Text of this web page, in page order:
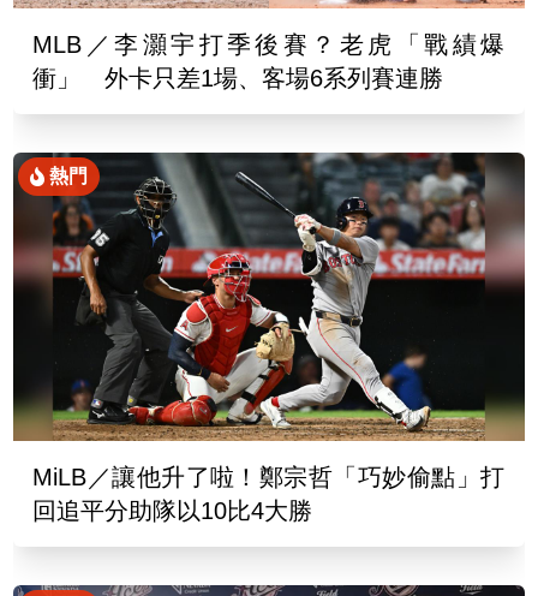
MLB／李灝宇打季後賽？老虎「戰績爆
衝」 外卡只差1場、客場6系列賽連勝
熱門
MiLB／讓他升了啦！鄭宗哲「巧妙偷點」打
回追平分助隊以10比4大勝